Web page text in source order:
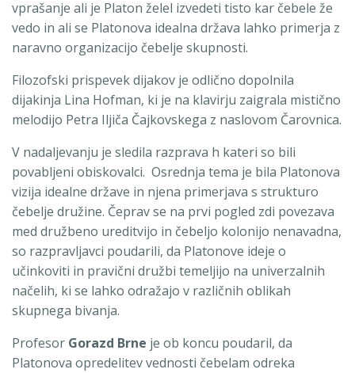
vprašanje ali je Platon želel izvedeti tisto kar čebele že
vedo in ali se Platonova idealna država lahko primerja z
naravno organizacijo čebelje skupnosti.
Filozofski prispevek dijakov je odlično dopolnila
dijakinja Lina Hofman, ki je na klavirju zaigrala mistično
melodijo Petra Iljiča Čajkovskega z naslovom Čarovnica.
V nadaljevanju je sledila razprava h kateri so bili
povabljeni obiskovalci. Osrednja tema je bila Platonova
vizija idealne države in njena primerjava s strukturo
čebelje družine. Čeprav se na prvi pogled zdi povezava
med družbeno ureditvijo in čebeljo kolonijo nenavadna,
so razpravljavci poudarili, da Platonove ideje o
učinkoviti in pravični družbi temeljijo na univerzalnih
načelih, ki se lahko odražajo v različnih oblikah
skupnega bivanja.
Profesor Gorazd Brne je ob koncu poudaril, da
Platonova opredelitev vednosti čebelam odreka